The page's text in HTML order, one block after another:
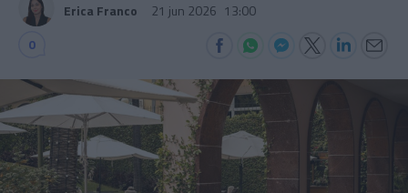
Erica Franco 21 jun 2026 13:00
0